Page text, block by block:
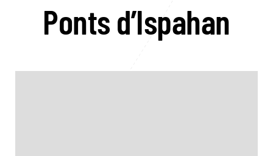
Ponts d’Ispahan